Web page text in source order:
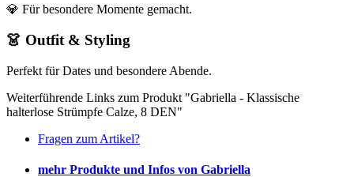
💎 Für besondere Momente gemacht.
👗 Outfit & Styling
Perfekt für Dates und besondere Abende.
Weiterführende Links zum Produkt "Gabriella - Klassische
halterlose Strümpfe Calze, 8 DEN"
Fragen zum Artikel?
mehr Produkte und Infos von Gabriella